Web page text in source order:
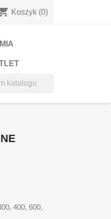
Koszyk (0)
400, 600,